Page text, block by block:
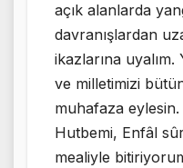
açık alanlarda
davranışlardan
ikazlarına
ve milletimizi
muhafaza eylesin.
Hutbemi, Enfâl
mealiyle